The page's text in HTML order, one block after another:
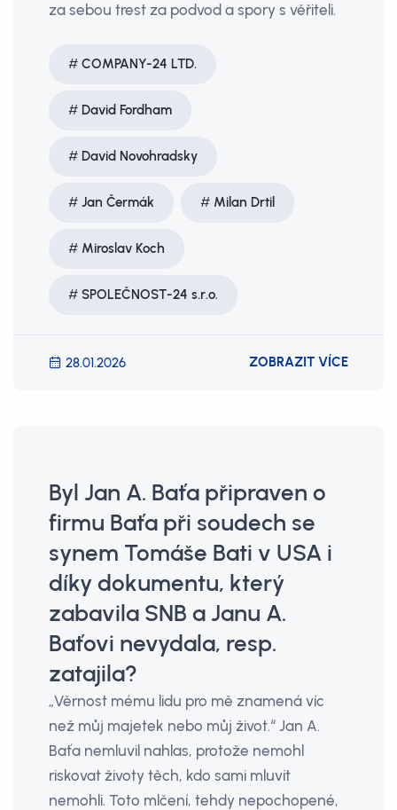
za sebou trest za podvod a spory s věřiteli.
COMPANY-24 LTD.
David Fordham
David Novohradsky
Jan Čermák Milan Drtil
Miroslav Koch
SPOLEČNOST-24 s.r.o.
28.01.2026 ZOBRAZIT VÍCE
Byl Jan A. Baťa připraven o
firmu Baťa při soudech se
synem Tomáše Bati v USA i
díky dokumentu, který
zabavila SNB a Janu A.
Baťovi nevydala, resp.
zatajila?
„Věrnost mému lidu pro mě znamená víc
než můj majetek nebo můj život.“ Jan A.
Baťa nemluvil nahlas, protože nemohl
riskovat životy těch, kdo sami mluvit
nemohli. Toto mlčení, tehdy nepochopené,